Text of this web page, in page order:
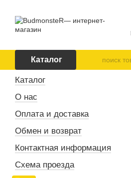
Каталог
Каталог
О нас
Оплата и доставка
Обмен и возврат
Контактная информация
Схема проезда